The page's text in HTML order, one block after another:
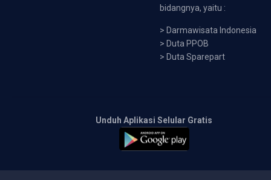
bidangnya, yaitu :
> Darmawisata Indonesia
> Duta PPOB
> Duta Sparepart
Unduh Aplikasi Selular Gratis